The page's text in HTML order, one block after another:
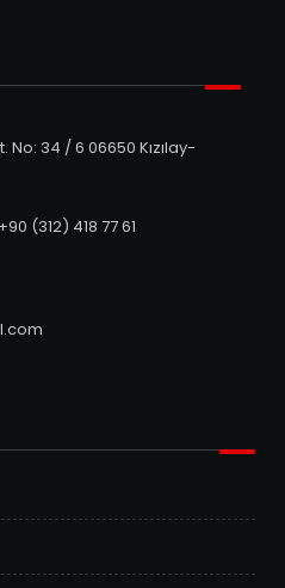
No: 34 / 6 06650 Kızılay-
(312) 418 77 61